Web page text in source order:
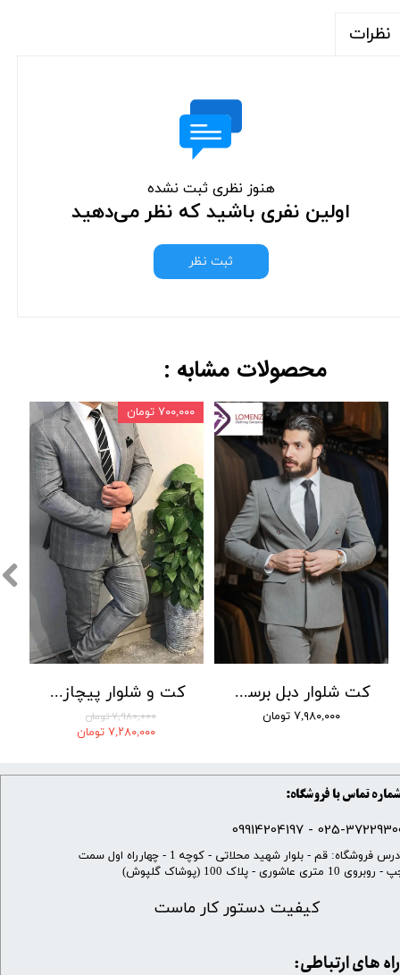
نظرات
هنوز نظری ثبت نشده
اولین نفری باشید که نظر می‌دهید
ثبت نظر
کت و شلوار پیچازی بردان رنگ 001
۷,۹۸۰,۰۰۰ تومان
۷,۲۸۰,۰۰۰ تومان
۷۰۰,۰۰۰ تومان
کت شلوار دبل برست LOMENZ کد 004
۷,۹۸۰,۰۰۰ تومان
محصولات مشابه :
شماره تماس با فروشگاه:
025-37229300 -
کیفیت دستور کار ماست
​آدرس فروشگاه: قم - بلوار شهید محلاتی - کوچه 1 - چهارراه اول سمت
10 متری عاشوری - پلاک 100 (پوشاک گلپوش)
​​راه های ارتباطی: